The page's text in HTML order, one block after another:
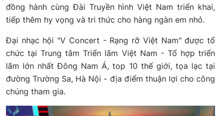
đồng hành cùng Đài Truyền hình Việt Nam triển khai,
tiếp thêm hy vọng và tri thức cho hàng ngàn em nhỏ.
Đại nhạc hội "V Concert - Rạng rỡ Việt Nam" được tổ
chức tại Trung tâm Triển lãm Việt Nam - Tổ hợp triển
lãm lớn nhất Đông Nam Á, top 10 thế giới, tọa lạc tại
đường Trường Sa, Hà Nội - địa điểm thuận lợi cho công
chúng tham gia.